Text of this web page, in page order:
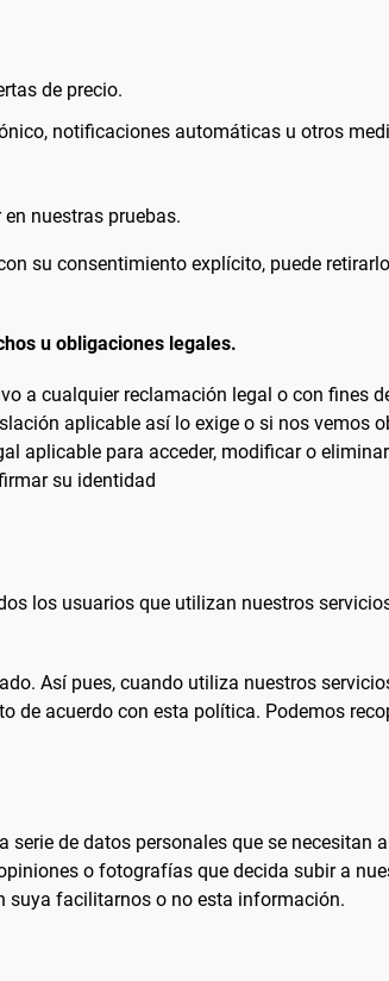
de precio.
notificaciones automáticas u otros
nuestras pruebas.
su consentimiento explícito, puede
u obligaciones legales.
a cualquier reclamación legal o con fines
aplicable así lo exige o si nos vemos
aplicable para acceder, modificar o
su identidad
los usuarios que utilizan nuestros
Así pues, cuando utiliza nuestros
de acuerdo con esta política. Podemos
de datos personales que se necesitan
o fotografías que decida subir a
suya facilitarnos o no esta información.